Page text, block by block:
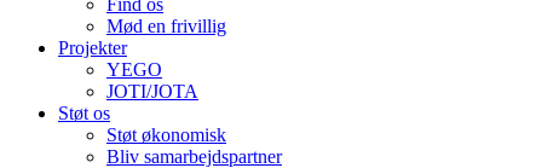
Find os
Mød en frivillig
Projekter
YEGO
JOTI/JOTA
Støt os
Støt økonomisk
Bliv samarbejdspartner